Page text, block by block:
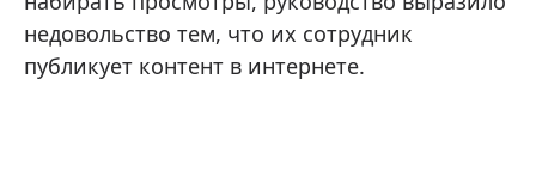
недовольство тем, что их сотрудник
публикует контент в интернете.